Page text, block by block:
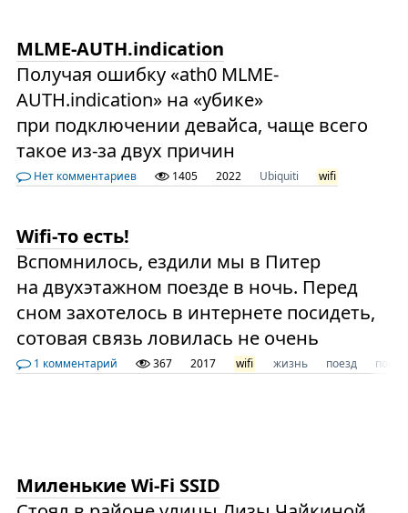
MLME-AUTH.indication
Получая ошибку «ath0 MLME-
AUTH.indication» на «убике»
при подключении девайса, чаще всего
такое из-за двух причин
Нет комментариев 1405 2022 Ubiquiti wifi
Wifi-то есть!
Вспомнилось, ездили мы в Питер
на двухэтажном поезде в ночь. Перед
сном захотелось в интернете посидеть,
сотовая связь ловилась не очень
1 комментарий 367 2017 wifi жизнь поезд
Миленькие Wi-Fi SSID